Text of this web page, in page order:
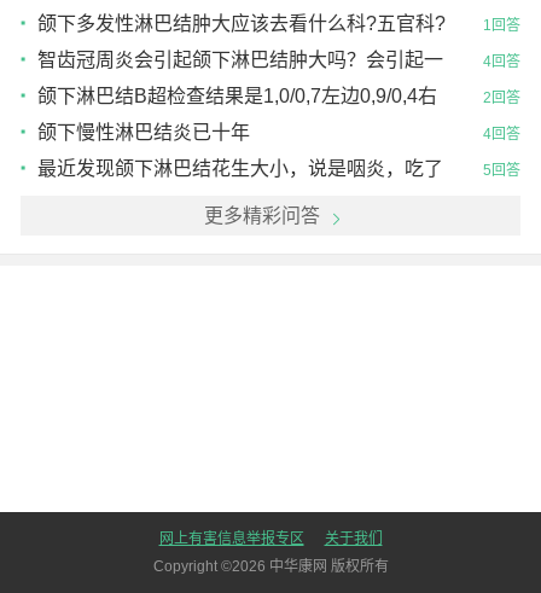
颌下多发性淋巴结肿大应该去看什么科?五官科?
消化呼吸科?耳鼻喉科?这个症状有1个月了，打了5
天消炎针...
1回答
智齿冠周炎会引起颌下淋巴结肿大吗？会引起一
边的偏头痛吗？嘴巴里痛的不行，嘴都合不拢了，
吃东西只能不痛
4回答
颌下淋巴结B超检查结果是1,0/0,7左边0,9/0,4右
边大的，别的腺体正常B超诊断是颌下淋巴结炎...
2回答
颌下慢性淋巴结炎已十年 4回答
最近发现颌下淋巴结花生大小，说是咽炎，吃了
药，疙瘩还有怎么办？
5回答
更多精彩问答
网上有害信息举报专区
关于我们
Copyright ©2026 中华康网 版权所有